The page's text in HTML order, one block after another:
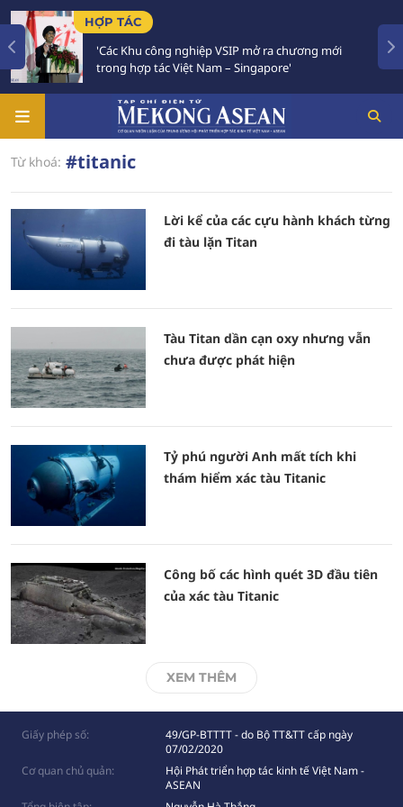
HỢP TÁC
'Các Khu công nghiệp VSIP mở ra chương mới
trong hợp tác Việt Nam – Singapore'
Từ khoá: #titanic
Lời kể của các cựu hành khách từng
đi tàu lặn Titan
Tàu Titan dần cạn oxy nhưng vẫn
chưa được phát hiện
Tỷ phú người Anh mất tích khi
thám hiểm xác tàu Titanic
Công bố các hình quét 3D đầu tiên
của xác tàu Titanic
XEM THÊM
Giấy phép số:
49/GP-BTTTT - do Bộ TT&TT cấp ngày
07/02/2020
Cơ quan chủ quản:
Hội Phát triển hợp tác kinh tế Việt Nam -
ASEAN